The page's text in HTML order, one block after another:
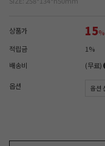
상품가 15%
적립금
1%
배송비
(무료)
옵션